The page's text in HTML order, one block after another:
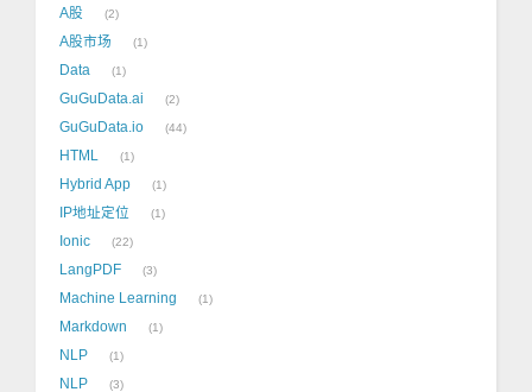
A股 2
A股市场 1
Data 1
GuGuData.ai 2
GuGuData.io 44
HTML 1
Hybrid App 1
IP地址定位 1
Ionic 22
LangPDF 3
Machine Learning 1
Markdown 1
NLP 1
NLP 3